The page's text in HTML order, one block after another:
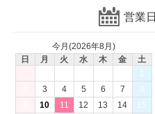
営業
今月(2026年8月)
日
月 火 水 木 金
土
1
3 4 5 6 7
8
10 11 12 13 14
15